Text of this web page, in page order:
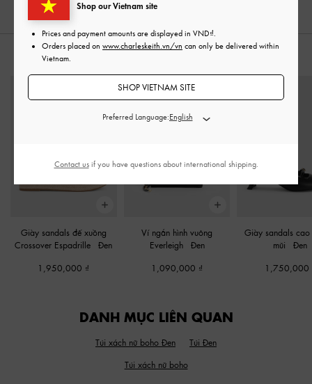
Giày sandals đế xuồng
Crossover Espadrille
-Đen
1,950,000
Ví ngắn hình vuông
Everleigh
Đen
1,090,000
Giày sandals
mũi
-Đen
1,750,000
DANH MỤC LIÊN QUAN
Túi xách nữ boho Đen
Túi Đen
Túi xách nữ boho
Shop our Vietnam site
Prices and payment amounts are displayed in VND .
Orders placed on www.charleskeith.vn/vn can only be delivered within
Vietnam.
SHOP VIETNAM SITE
Preferred Language:
Contact usif you have questions about international shipping.